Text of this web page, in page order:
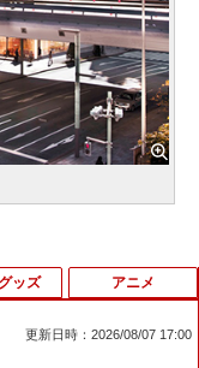
更新日時：2026/08/07 17:00
ッズ アニメ